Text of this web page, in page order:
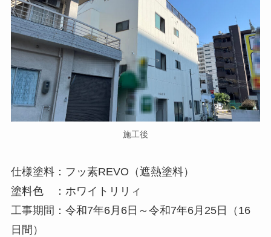
施工後
仕様塗料：フッ素REVO（遮熱塗料）
塗料色 ：ホワイトリリィ
工事期間：令和7年6月6日～令和7年6月25日（16
日間）